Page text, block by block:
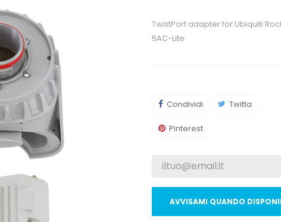
TwistPort adapter for Ubiquiti
5AC-Lite
Condividi Twitta
Pinterest
AVVISAMI QUANDO